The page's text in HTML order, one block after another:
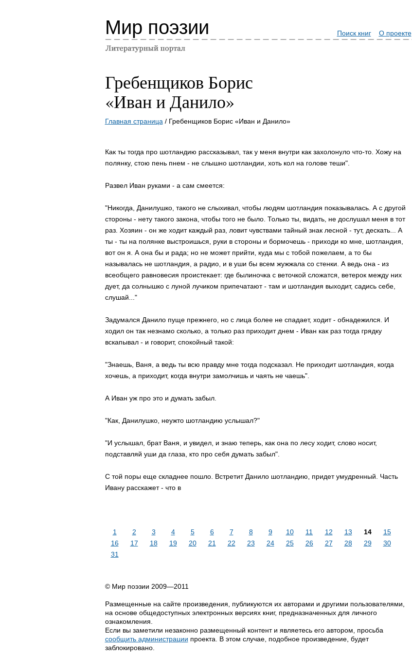
Мир поэзии Поиск книг О проекте
Гребенщиков Борис
«Иван и Данило»
Главная страница / Гребенщиков Борис «Иван и Данило»
Как ты тогда про шотландию рассказывал, так у меня внутри как захолонуло что-то. Хожу на
полянку, стою пень пнем - не слышно шотландии, хоть кол на голове теши".
Развел Иван руками - а сам смеется:
"Никогда, Данилушко, такого не слыхивал, чтобы людям шотландия показывалась. А с другой
стороны - нету такого закона, чтобы того не было. Только ты, видать, не дослушал меня в тот
раз. Хозяин - он же ходит каждый раз, ловит чувствами тайный знак лесной - тут, дескать... А
ты - ты на полянке выстроишься, руки в стороны и бормочешь - приходи ко мне, шотландия,
вот он я. А она бы и рада; но не может прийти, куда мы с тобой пожелаем, а то бы
называлась не шотландия, а радио, и в уши бы всем жужжала со стенки. А ведь она - из
всеобщего равновесия проистекает: где былиночка с веточкой сложатся, ветерок между них
дует, да солнышко с луной лучиком припечатают - там и шотландия выходит, садись себе,
слушай..."
Задумался Данило пуще прежнего, но с лица более не спадает, ходит - обнадежился. И
ходил он так незнамо сколько, а только раз приходит днем - Иван как раз тогда грядку
вскапывал - и говорит, спокойный такой:
"Знаешь, Ваня, а ведь ты всю правду мне тогда подсказал. Не приходит шотландия, когда
хочешь, а приходит, когда внутри замолчишь и чаять не чаешь".
А Иван уж про это и думать забыл.
"Как, Данилушко, неужто шотландию услышал?"
"И услышал, брат Ваня, и увидел, и знаю теперь, как она по лесу ходит, слово носит,
подставляй уши да глаза, кто про себя думать забыл".
С той поры еще складнее пошло. Встретит Данило шотландию, придет умудренный. Часть
Ивану расскажет - что в
1 2 3 4 5 6 7 8 9 10 11 12 13 14
15
16
17 18 19 20 21 22 23 24 25 26 27 28 29
30
31
© Мир поэзии 2009—2011
Размещенные на сайте произведения, публикуются их авторами и другими пользователями,
на основе общедоступных электронных версиях книг, предназначенных для личного
ознакомления.
Если вы заметили незаконно размещенный контент и являетесь его автором, просьба
сообщить администрации проекта. В этом случае, подобное произведение, будет
заблокировано.